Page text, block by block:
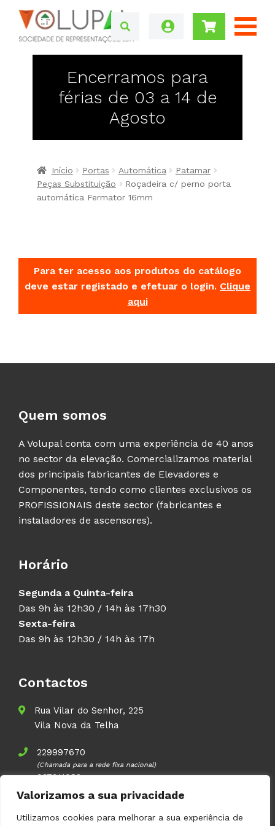
Valorizamos a sua privacidade
Utilizamos cookies para melhorar a sua experiência de
Encerramos para
férias de 03 a 14 de
Agosto
Início Portas Automática
Patamar
Peças Substituição
Roçadeira c/ perno porta
automática Fermator 16mm
Para ter acesso aos produtos do catálogo
deve estar registado e efetuar o login. Clique
aqui
Quem somos
A Volupal conta com uma experiência de 40 anos
no sector da elevação. Comercializamos material
dos principais fabricantes de Elevadores e
Componentes, tendo como clientes exclusivos os
PROFISSIONAIS deste sector (fabricantes e
instaladores de ascensores).
Horário
Segunda a Quinta-feira
Das 9h às 12h30 / 14h às 17h30
Sexta-feira
Das 9h às 12h30 / 14h às 17h
Contactos
Rua Vilar do Senhor, 225
Vila Nova da Telha
229997670
(Chamada para a rede fixa nacional)
937911083
(Chamada para a rede móvel nacional)
geral@volupal.pt